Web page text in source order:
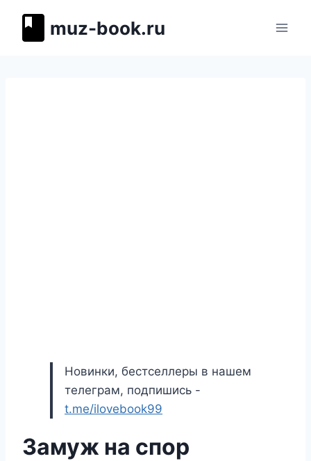
muz-book.ru
Новинки, бестселлеры в нашем
телеграм, подпишись -
t.me/ilovebook99
Замуж на спор